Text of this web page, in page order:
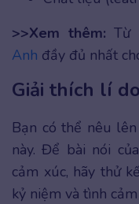
>>Xem thêm: Từ
Anh đầy đủ nhất
Giải thích lí
Bạn có thể nêu
này. Để bài nói
cảm xúc, hãy thử
kỷ niệm và tình